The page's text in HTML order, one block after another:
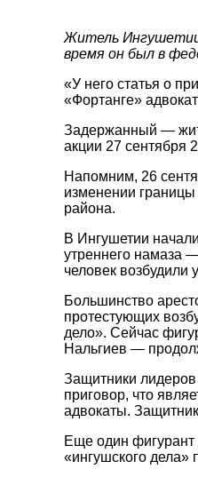
Житель
время он был в
«У него статья о
«Фортанге»
Задержанный —
акции 27 сентября
Напомним, 26
изменении
района.
В Ингушетии
утреннего намаза
человек возбудили
Большинство
протестующих
дело». Сейчас
Нальгиев —
Защитники лидеров
приговор, что
адвокаты.
Еще один
«ингушского